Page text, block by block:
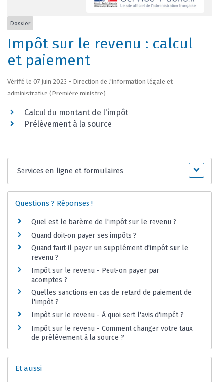
Dossier
Impôt sur le revenu : calcul
et paiement
Vérifié le 07 juin 2023 - Direction de l'information légale et
administrative (Première ministre)
Calcul du montant de l'impôt
Prélèvement à la source
Services en ligne et formulaires
Questions ? Réponses !
Quel est le barème de l'impôt sur le revenu ?
Quand doit-on payer ses impôts ?
Quand faut-il payer un supplément d'impôt sur le
revenu ?
Impôt sur le revenu - Peut-on payer par
acomptes ?
Quelles sanctions en cas de retard de paiement de
l'impôt ?
Impôt sur le revenu - À quoi sert l'avis d'impôt ?
Impôt sur le revenu - Comment changer votre taux
de prélèvement à la source ?
Et aussi